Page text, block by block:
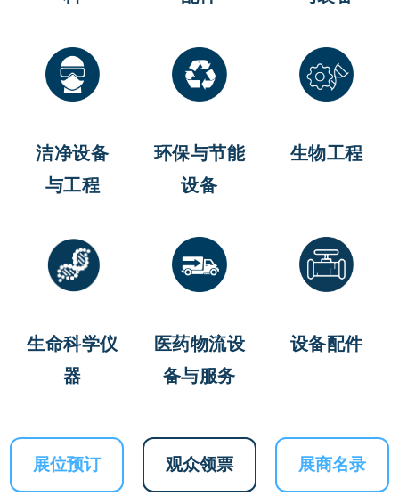
洁净设备
与工程
环保与节能
设备
生物工程
生命科学仪
器
医药物流设
备与服务
设备配件
展位预订 观众领票 展商名录